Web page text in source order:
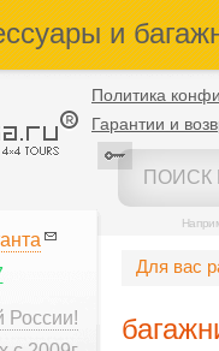
и
Политика
Гарантии и
России!
Для вас